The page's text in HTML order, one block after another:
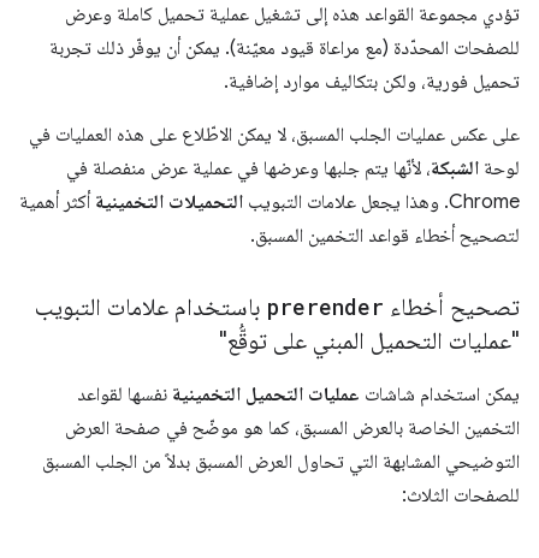
تؤدي مجموعة القواعد هذه إلى تشغيل عملية تحميل كاملة وعرض
للصفحات المحدّدة (مع مراعاة قيود معيّنة). يمكن أن يوفّر ذلك تجربة
تحميل فورية، ولكن بتكاليف موارد إضافية.
على عكس عمليات الجلب المسبق، لا يمكن الاطّلاع على هذه العمليات في
لوحة الشبكة، لأنّها يتم جلبها وعرضها في عملية عرض منفصلة في
Chrome. وهذا يجعل علامات التبويب
التحميلات التخمينية أكثر أهمية
لتصحيح أخطاء قواعد التخمين المسبق.
تصحيح أخطاء prerender باستخدام علامات التبويب
"عمليات التحميل المبني على توقُّع"
يمكن استخدام شاشات عمليات التحميل التخمينية نفسها لقواعد
التخمين الخاصة بالعرض المسبق، كما هو موضّح في صفحة العرض
التوضيحي المشابهة التي تحاول العرض المسبق بدلاً من الجلب المسبق
للصفحات الثلاث: